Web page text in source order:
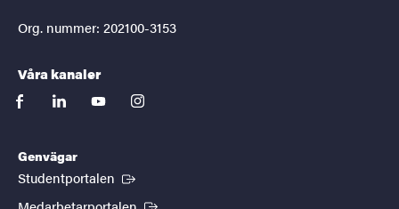
Org. nummer: 202100-3153
Våra kanaler
facebooklinkedinyoutubeinstagram
Genvägar
Studentportalen (Extern länk)
(Extern länk)